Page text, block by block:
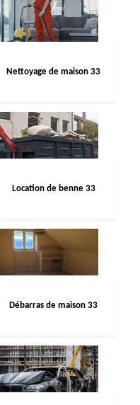
Nettoyage de maison 33
Location de benne 33
Débarras de maison 33